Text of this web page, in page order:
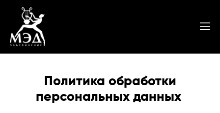
Политика обработки
персональных данных